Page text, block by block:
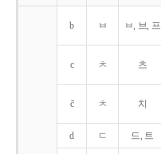
b ㅂ ㅂ, 브, 프
c ㅊ 츠
č ㅊ 치
d ㄷ 드, 트